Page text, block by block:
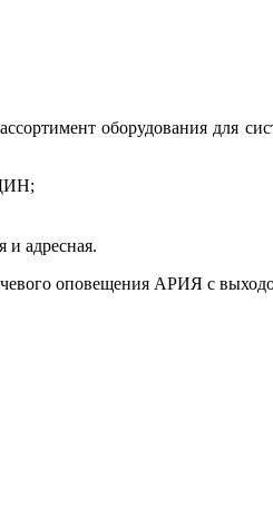
оборудования для
и адресная.
оповещения АРИЯ с